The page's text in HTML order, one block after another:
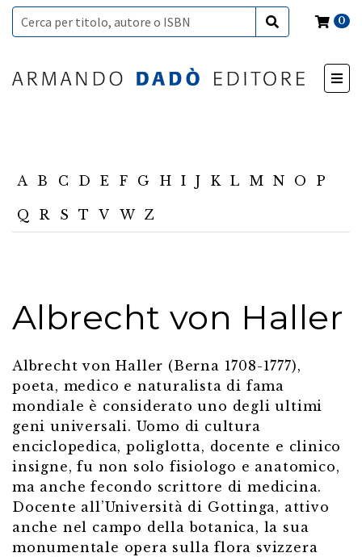
0
A B C D E F G H I J K L M N O P
Q R S T V W Z
Albrecht von Haller
Albrecht von Haller (Berna 1708-1777),
poeta, medico e naturalista di fama
mondiale è considerato uno degli ultimi
geni universali. Uomo di cultura
enciclopedica, poliglotta, docente e clinico
insigne, fu non solo fisiologo e anatomico,
ma anche fecondo scrittore di medicina.
Docente all’Università di Gottinga, attivo
anche nel campo della botanica, la sua
monumentale opera sulla flora svizzera